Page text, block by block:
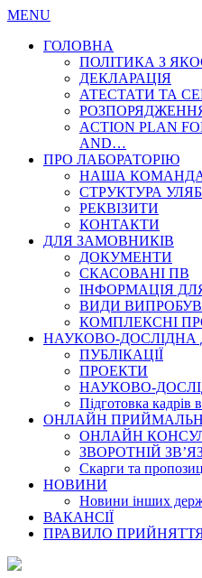
MENU
ГОЛОВНА
ПОЛІТИКА З
ДЕКЛАРАЦІЯ
АТЕСТАТИ ТА
ACTION PLAN
AND…
ПРО ЛАБОРАТОРІЮ
НАША
СТРУКТУРА
РЕКВІЗИТИ
КОНТАКТИ
ДЛЯ ЗАМОВНИКІВ
ДОКУМЕНТИ
СКАСОВАНІ ПВ
ІНФОРМАЦІЯ
ВИДИ
КОМПЛЕКСНІ
НАУКОВО-ДОСЛІДНА
ПУБЛІКАЦІЇ
ПРОЕКТИ
НАУКОВО-
Підготовка кадрів
ОНЛАЙН
ОНЛАЙН
ЗВОРОТНІЙ
Скарги та
НОВИНИ
Новини інших
ВАКАНСІЇ
ПРАВИЛО